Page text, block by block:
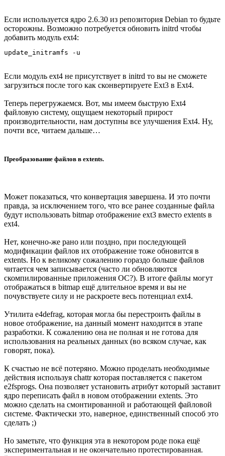
Если используется ядро 2.6.30 из репозитория Debian то будьте
осторожны. Возможно потребуется обновить initrd чтобы
добавить модуль ext4:
update_initramfs -u
Если модуль ext4 не присутствует в initrd то вы не сможете
загрузиться после того как сконвертируете Ext3 в Ext4.
Теперь перегружаемся. Вот, мы имеем быструю Ext4
файловую систему, ощущаем некоторый прирост
производительности, нам доступны все улучшения Ext4. Ну,
почти все, читаем дальше…
Преобразование файлов в extents.
Может показаться, что конвертация завершена. И это почти
правда, за исключением того, что все ранее созданные файла
будут использовать bitmap отображение ext3 вместо extents в
ext4.
Нет, конечно-же рано или поздно, при последующей
модификации файлов их отображение тоже обновится в
extents. Но к великому сожалению гораздо больше файлов
читается чем записывается (часто ли обновляются
скомпилированные приложения ОС?). В итоге файлы могут
отображаться в bitmap ещё длительное время и вы не
почувствуете силу и не раскроете весь потенциал ext4.
Утилита e4defrag, которая могла бы перестроить файлы в
новое отображение, на данный момент находится в этапе
разработки. К сожалению она не полная и не готова для
использования на реальных данных (во всяком случае, как
говорят, пока).
К счастью не всё потеряно. Можно проделать необходимые
действия используя chattr которая поставляется с пакетом
e2fsprogs. Она позволяет установить атрибут который заставит
ядро переписать файл в новом отображении extents. Это
можно сделать на смонтированной и работающей файловой
системе. Фактически это, наверное, единственный способ это
сделать ;)
Но заметьте, что функция эта в некотором роде пока ещё
экспериментальная и не окончательно протестированная.